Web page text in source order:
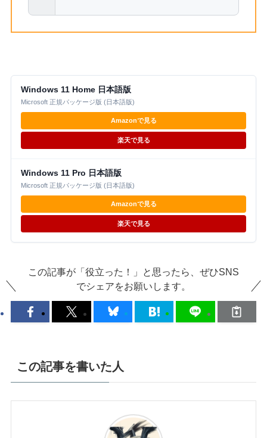
Windows 11 Home 日本語版
Microsoft 正規パッケージ版 (日本語版)
Amazonで見る
楽天で見る
Windows 11 Pro 日本語版
Microsoft 正規パッケージ版 (日本語版)
Amazonで見る
楽天で見る
この記事が「役立った！」と思ったら、ぜひSNS
でシェアをお願いします。
この記事を書いた人